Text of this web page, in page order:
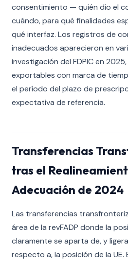
consentimiento — quién dio el
cuándo, para qué finalidades
qué interfaz. Los registros de
inadecuados aparecieron en
investigación del FDPIC en
exportables con marca de
el período del plazo de
expectativa de referencia.
Transferencias
tras el
Adecuación de 2024
Las transferencias
área de la revFADP donde la
claramente se aparta de, y
respecto a, la posición de la UE.